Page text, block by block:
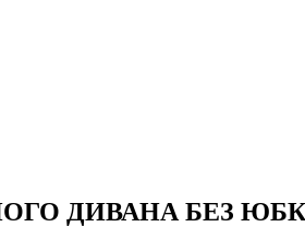
ДИВАНА БЕЗ